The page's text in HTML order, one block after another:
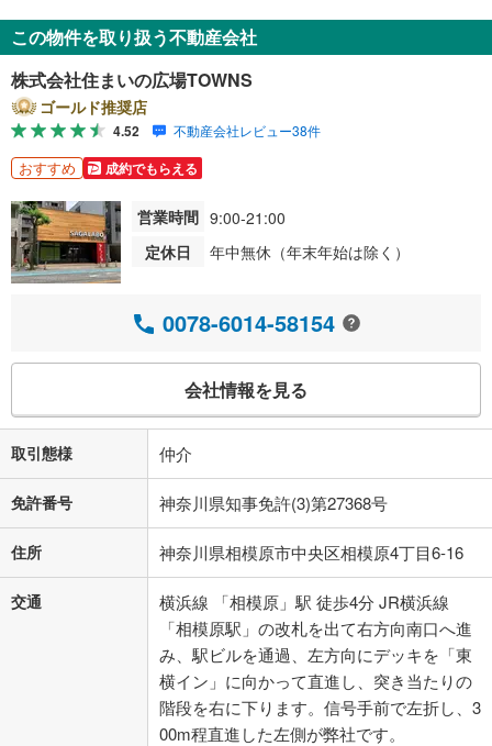
この物件を取り扱う不動産会社
株式会社住まいの広場TOWNS
ゴールド推奨店
4.52 不動産会社レビュー38件
おすすめ 成約でもらえる
営業時間 9:00-21:00
定休日
年中無休（年末年始は除く）
0078-6014-58154
会社情報を見る
取引態様 仲介
免許番号 神奈川県知事免許(3)第27368号
住所 神奈川県相模原市中央区相模原4丁目6-16
交通
横浜線 「相模原」駅 徒歩4分 JR横浜線
「相模原駅」の改札を出て右方向南口へ進
み、駅ビルを通過、左方向にデッキを「東
横イン」に向かって直進し、突き当たりの
階段を右に下ります。信号手前で左折し、3
00m程直進した左側が弊社です。